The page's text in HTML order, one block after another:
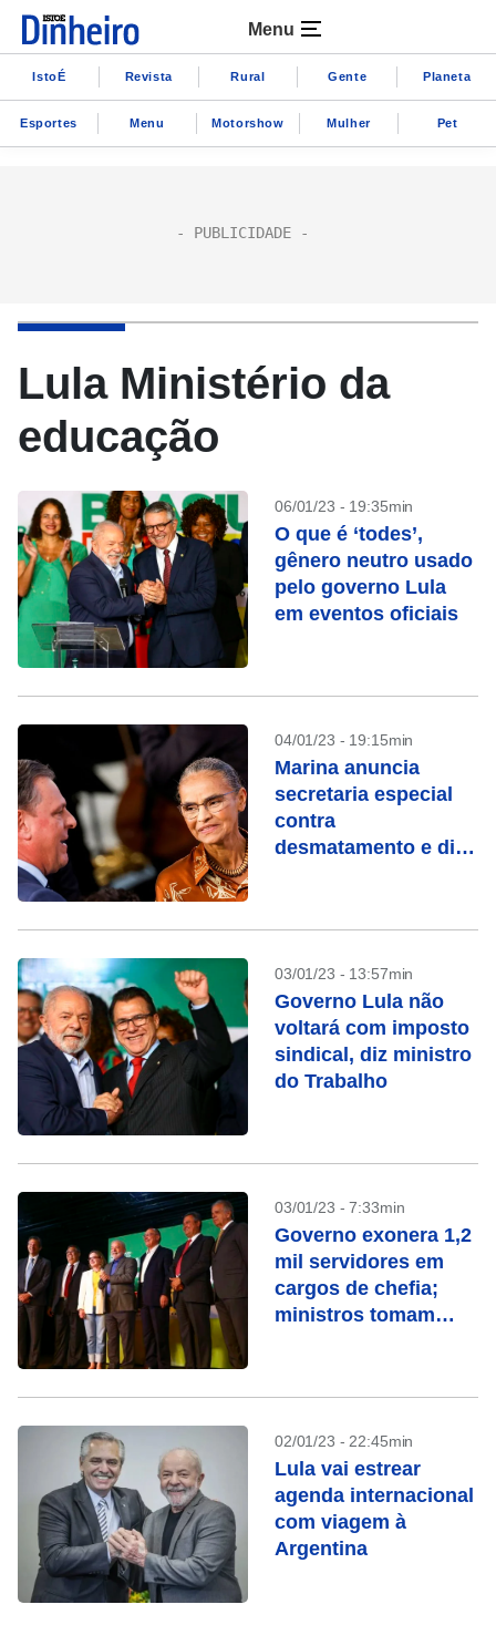
Menu
IstoÉ Revista Rural Gente Planeta
Esportes Menu Motorshow Mulher Pet
Lula Ministério da
educação
06/01/23 - 19:35min
O que é ‘todes’,
gênero neutro usado
pelo governo Lula
em eventos oficiais
04/01/23 - 19:15min
Marina anuncia
secretaria especial
contra
desmatamento e diz
Brasil
03/01/23 - 13:57min
Governo Lula não
voltará com imposto
sindical, diz ministro
do Trabalho
03/01/23 - 7:33min
Governo exonera 1,2
mil servidores em
cargos de chefia;
ministros tomam
02/01/23 - 22:45min
Lula vai estrear
agenda internacional
com viagem à
Argentina